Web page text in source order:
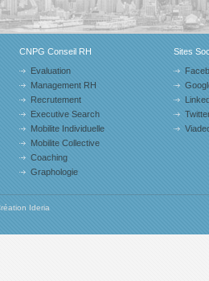
CNPG Conseil RH
Evaluation
Management RH
Recrutement
Executive Search
Mobilite Individuelle
Mobilite Collective
Coaching
Graphologie
Sites
Ideria